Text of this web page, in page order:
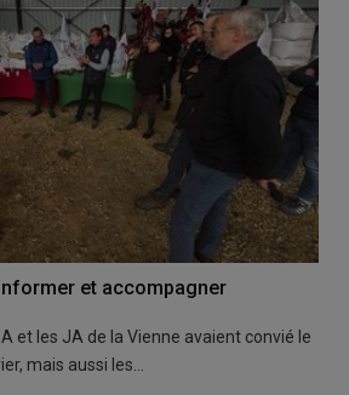
informer et accompagner
et les JA de la Vienne avaient convié le
mais aussi les…